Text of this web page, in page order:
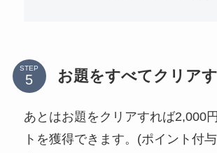
STEP お題をすべてクリア
あとはお題をクリアすれば2,000
トを獲得できます。(ポイント付